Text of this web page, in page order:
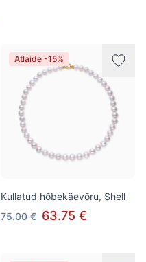
Atlaide -15%
Kullatud hõbekäevõru, Shell
75.00 € 63.75 €